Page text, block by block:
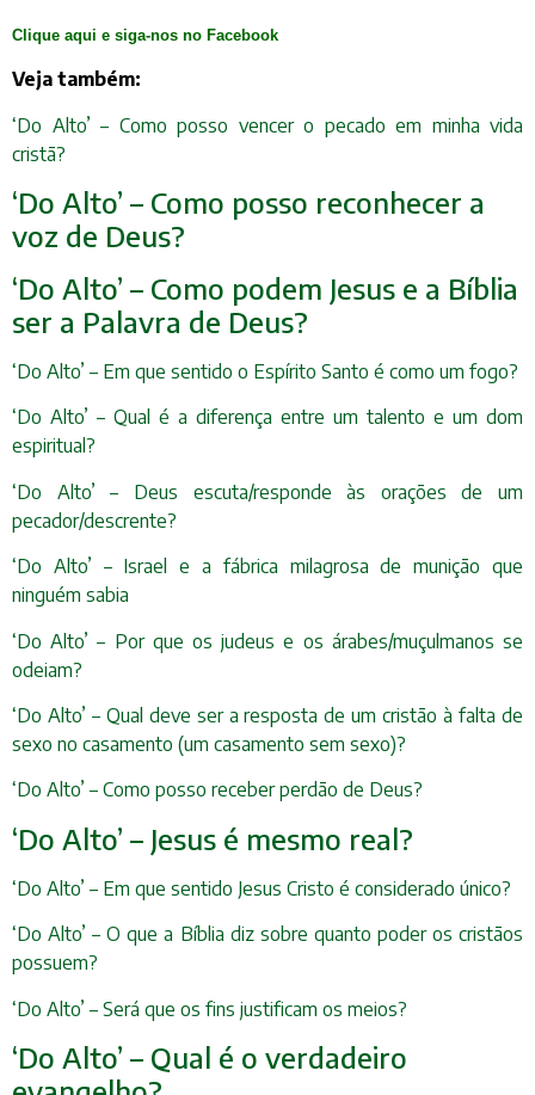
Clique aqui e siga-nos no Facebook
Veja também:
‘Do Alto’ – Como posso vencer o pecado em minha vida
cristã?
‘Do Alto’ – Como posso reconhecer a
voz de Deus?
‘Do Alto’ – Como podem Jesus e a Bíblia
ser a Palavra de Deus?
‘Do Alto’ – Em que sentido o Espírito Santo é como um fogo?
‘Do Alto’ – Qual é a diferença entre um talento e um dom
espiritual?
‘Do Alto’ – Deus escuta/responde às orações de um
pecador/descrente?
‘Do Alto’ – Israel e a fábrica milagrosa de munição que
ninguém sabia
‘Do Alto’ – Por que os judeus e os árabes/muçulmanos se
odeiam?
‘Do Alto’ – Qual deve ser a resposta de um cristão à falta de
sexo no casamento (um casamento sem sexo)?
‘Do Alto’ – Como posso receber perdão de Deus?
‘Do Alto’ – Jesus é mesmo real?
‘Do Alto’ – Em que sentido Jesus Cristo é considerado único?
‘Do Alto’ – O que a Bíblia diz sobre quanto poder os cristãos
possuem?
‘Do Alto’ – Será que os fins justificam os meios?
‘Do Alto’ – Qual é o verdadeiro